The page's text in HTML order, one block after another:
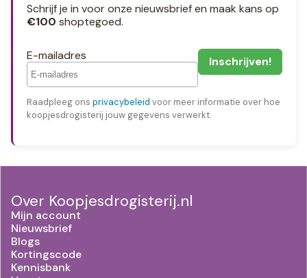
Schrijf je in voor onze nieuwsbrief en maak kans op
€100 shoptegoed.
E-mailadres
Raadpleeg ons privacybeleid voor meer informatie over hoe
koopjesdrogisterij jouw gegevens verwerkt.
Over Koopjesdrogisterij.nl
Mijn account
Nieuwsbrief
Blogs
Kortingscode
Kennisbank